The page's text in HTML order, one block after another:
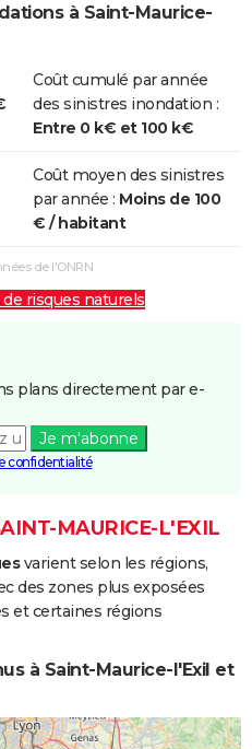
10/10/1993 6 j Oui
01/05/1983 2 j
31/05/1983 38 j
10/11/1982 5 j Oui
à Saint-Maurice-
Coût cumulé par année
des sinistres inondation :
Entre 0 k€ et 100 k€
Coût moyen des sinistres
par année : Moins de 100
€ / habitant
de l'ONRN
risques naturels
plans directement par e-
Je m'abonne
confidentialité
MAURICE-L'EXIL
varient selon les régions,
des zones plus exposées
et certaines régions
à Saint-Maurice-l'Exil et